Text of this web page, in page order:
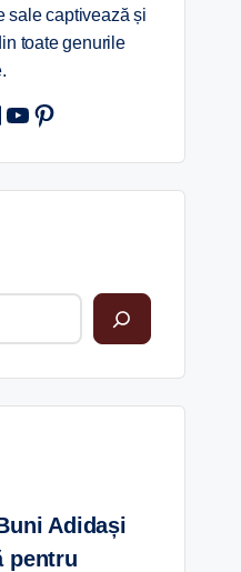
sale captivează și
toate genurile
YouTube
Pinterest
Adidași
pentru